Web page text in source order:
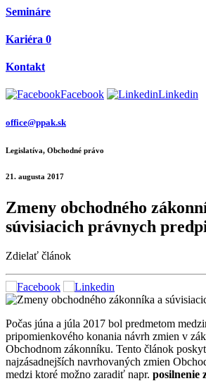
Semináre
Kariéra 0
Kontakt
Facebook Linkedin
office@ppak.sk
Legislatíva, Obchodné právo
21. augusta 2017
Zmeny obchodného
súvisiacich právnych
Zdielať článok
Počas júna a júla 2017 bol predmetom
pripomienkového konania návrh zmien v
Obchodnom zákonníku. Tento článok
najzásadnejších navrhovaných zmien
medzi ktoré možno zaradiť napr. posilnenie